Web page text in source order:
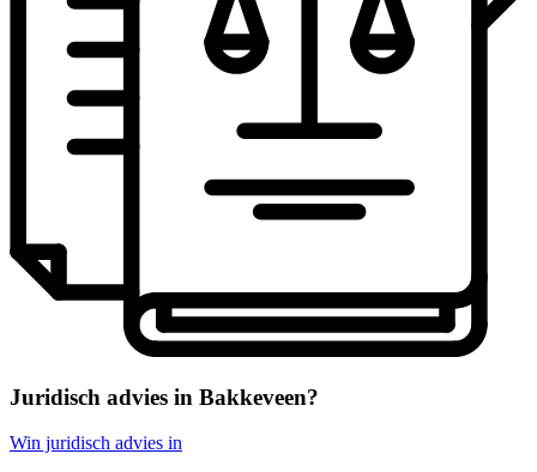
Juridisch advies in Bakkeveen?
Win juridisch advies in